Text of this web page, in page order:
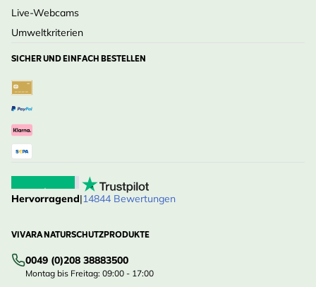
Live-Webcams
Umweltkriterien
SICHER UND EINFACH BESTELLEN
Hervorragend|14844 Bewertungen
VIVARA NATURSCHUTZPRODUKTE
0049 (0)208 38883500
Montag bis Freitag: 09:00 - 17:00